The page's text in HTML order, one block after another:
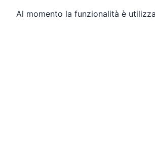
Al momento la funzionalità è